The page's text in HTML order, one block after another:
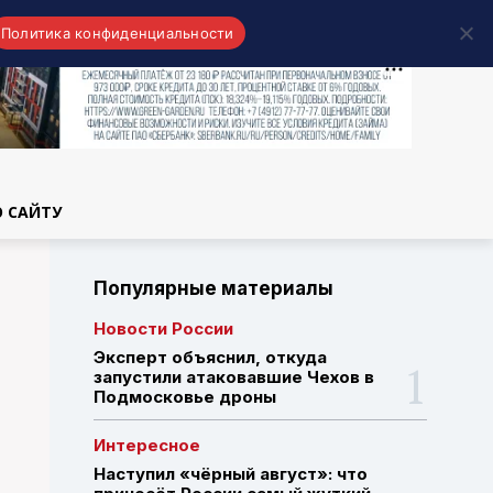
САЙТУ
Популярные материалы
Новости России
Эксперт объяснил, откуда
запустили атаковавшие Чехов в
Подмосковье дроны
Интересное
Наступил «чёрный август»: что
Политика конфиденциальности